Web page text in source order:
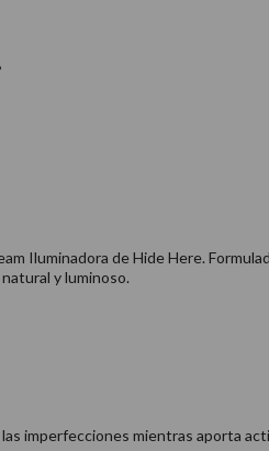
Iluminadora de Hide Here.
y luminoso.
imperfecciones mientras aporta